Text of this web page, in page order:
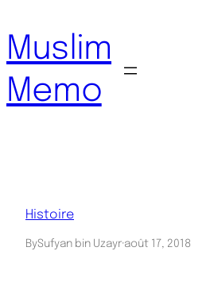
au
contenu
Muslim
Memo
Histoire
BySufyan bin Uzayr·août 17, 2018